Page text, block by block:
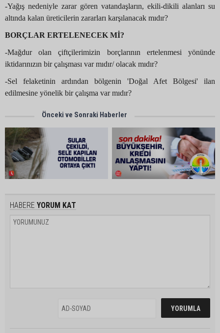
-Yağış nedeniyle zarar gören vatandaşların, ekili-dikili alanları su
altında kalan üreticilerin zararları karşılanacak mıdır?
BORÇLAR ERTELENECEK Mİ?
-Mağdur olan çiftçilerimizin borçlarının ertelenmesi yönünde
iktidarınızın bir çalışması var mıdır/ olacak mıdır?
-Sel felaketinin ardından bölgenin 'Doğal Afet Bölgesi' ilan
edilmesine yönelik bir çalışma var mıdır?
Önceki ve Sonraki Haberler
HABERE YORUM KAT